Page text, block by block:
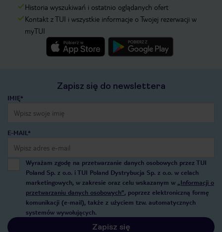
Historia wyszukiwań i ostatnio oglądanych ofert
Kontakt z TUI i wszystkie informacje o Twojej rezerwacji w
myTUI
Zapisz się do newslettera
IMIĘ*
E-MAIL*
Wyrażam zgodę na przetwarzanie danych osobowych przez TUI
Poland Sp. z o.o. i TUI Poland Dystrybucja Sp. z o.o. w celach
marketingowych, w zakresie oraz celu wskazanym w „Informacji o
przetwarzaniu danych osobowych”, poprzez elektroniczną formę
komunikacji (e-mail), także z użyciem tzw. automatycznych
systemów wywołujących.
Zapisz się